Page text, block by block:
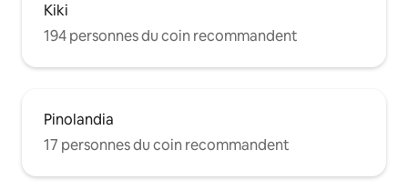
Kiki
194 personnes du coin recommandent
Pinolandia
17 personnes du coin recommandent